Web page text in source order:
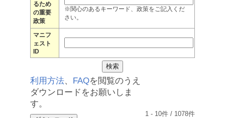
るため
の重要
政策
※関心のあるキーワード、政策をご記入くだ
さい。
マニフ
ェスト
ID
利用方法、 FAQを閲覧のうえ
ダウンロードをお願いしま
す。
1 - 10件 / 1078件